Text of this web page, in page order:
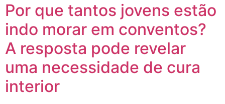
Por que tantos jovens estão
indo morar em conventos?
A resposta pode revelar
uma necessidade de cura
interior